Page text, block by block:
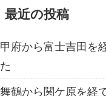
最近の投稿
甲府から富士吉田を
た
舞鶴から関ケ原を経